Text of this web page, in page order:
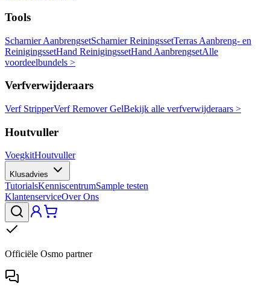
Tools
Scharnier AanbrengsetScharnier ReiningssetTerras Aanbreng- en
ReinigingssetHand ReinigingssetHand AanbrengsetAlle
voordeelbundels >
Verfverwijderaars
Verf StripperVerf Remover GelBekijk alle verfverwijderaars >
Houtvuller
VoegkitHoutvuller
Klusadvies
TutorialsKenniscentrumSample testen
KlantenserviceOver Ons
Officiële Osmo partner